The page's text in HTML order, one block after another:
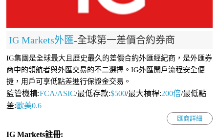
IG Markets外匯-全球第一差價合約券商
IG集團是全球最大且歷史最久的差價合約外匯經紀商，是外匯券
商中的領航者與外匯交易的不二選擇。IG外匯開戶流程安全便
捷，用戶可享低點差進行保證金交易。
監管機構:FCA/ASIC/最低存款:$500/最大槓桿:200倍/最低點
差:歐美0.6
匯商詳細
IG Markets註冊: